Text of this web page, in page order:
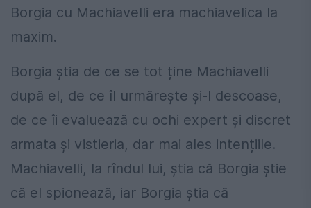
Borgia cu Machiavelli era machiavelica la
maxim.
Borgia știa de ce se tot ține Machiavelli
după el, de ce îl urmărește și-l descoase,
de ce îi evaluează cu ochi expert și discret
armata și vistieria, dar mai ales intențiile.
Machiavelli, la rîndul lui, știa că Borgia știe
că el spionează, iar Borgia știa că